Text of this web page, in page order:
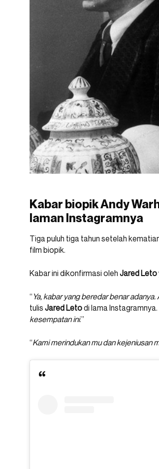
Kabar biopik Andy
laman Instagramnya
Tiga puluh tiga tahun setelah
film biopik.
Kabar ini dikonfirmasi oleh Jared Leto
“ Ya, kabar yang beredar benar
tulis Jared Letodi lama Instagramnya.
kesempatan ini.”
“Kami merindukan mu dan kejeniusan